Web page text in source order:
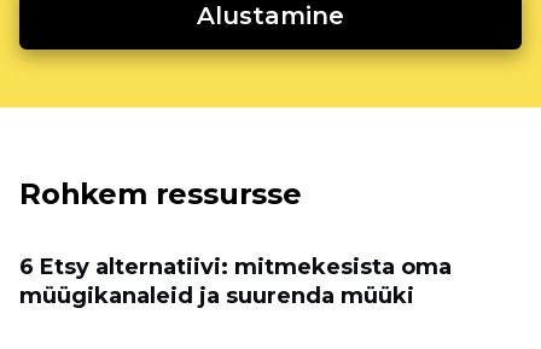
Alustamine
Rohkem ressursse
6 Etsy alternatiivi: mitmekesista oma
müügikanaleid ja suurenda müüki